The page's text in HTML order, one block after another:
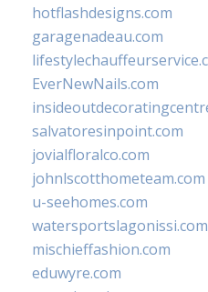
hotflashdesigns.com
garagenadeau.com
EverNewNails.com
salvatoresinpoint.com
jovialfloralco.com
johnlscotthometeam.com
u-seehomes.com
watersportslagonissi.com
mischieffashion.com
eduwyre.com